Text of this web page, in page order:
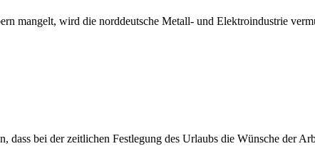
mangelt, wird die norddeutsche Metall- und Elektroindustrie
dass bei der zeitlichen Festlegung des Urlaubs die Wünsche der